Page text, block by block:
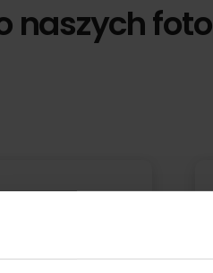
naszych